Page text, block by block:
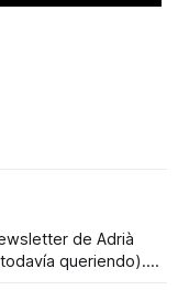
de Adrià
queriendo).